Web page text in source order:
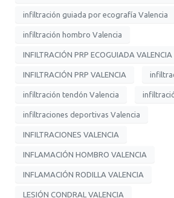
infiltración guiada por ecografía Valencia
infiltración hombro Valencia
INFILTRACIÓN PRP ECOGUIADA VALENCIA
INFILTRACIÓN PRP VALENCIA
infiltración tendón Valencia
infiltraciones deportivas Valencia
INFILTRACIONES VALENCIA
INFLAMACIÓN HOMBRO VALENCIA
INFLAMACIÓN RODILLA VALENCIA
LESIÓN CONDRAL VALENCIA